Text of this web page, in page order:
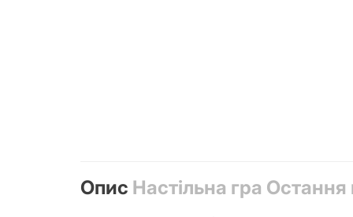
Опис Настільна гра